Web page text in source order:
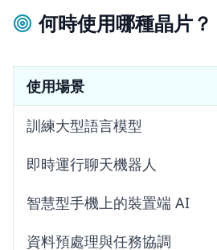
何時使用哪種晶片？
使用場景
訓練大型語言模型
即時運行聊天機器人
智慧型手機上的裝置端 AI
資料預處理與任務協調